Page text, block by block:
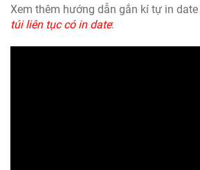
Xem thêm hướng dẫn gắn kí tự in
túi liên tục có in date: